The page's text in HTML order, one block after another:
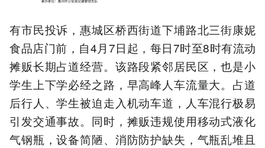
有市民投诉，惠城区桥西街道下埔路北三街康妮
食品店门前，自4月7日起，每日7时至8时有流动
摊贩长期占道经营。该路段紧邻居民区，也是小
学生上下学必经之路，早高峰人车流量大。占道
后行人、学生被迫走入机动车道，人车混行极易
引发交通事故。同时，摊贩违规使用移动式液化
气钢瓶，设备简陋、消防防护缺失，气瓶乱堆且